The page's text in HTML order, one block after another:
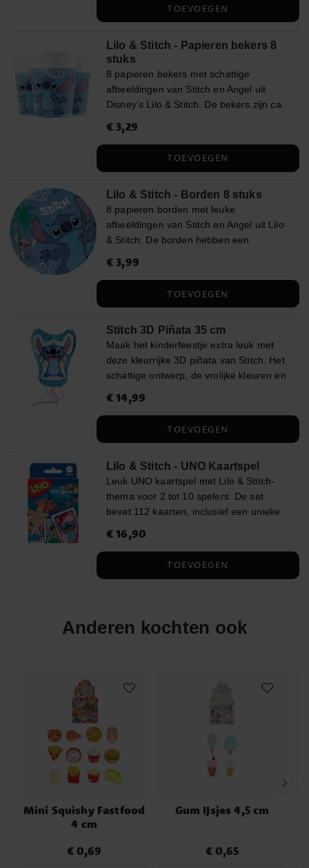
nadelig beïnvloeden.)
TOEVOEGEN
Lilo & Stitch - Papieren bekers 8
stuks
8 papieren bekers met schattige
afbeeldingen van Stitch en Angel uit
Disney’s Lilo & Stitch. De bekers zijn ca.
ca. 200 ml, perfect voor ranja of
Prijs:€ 3,29
€ 3,29
TOEVOEGEN
Lilo & Stitch - Borden 8 stuks
8 papieren borden met leuke
afbeeldingen van Stitch en Angel uit Lilo
& Stitch. De borden hebben een
voor een kinderfeestje.
Prijs:€ 3,99
€ 3,99
TOEVOEGEN
Stitch 3D Piñata 35 cm
Maak het kinderfeestje extra leuk met
deze kleurrijke 3D piñata van Stitch. Het
schattige ontwerp, de vrolijke kleuren en
perfecte toevoeging, zowel als decoratie
piñata met snoepjes of kleine
beurt aan een lint trekken. Slechts één
lint opent de piñata en laat de inhoud
eruit vallen. ✔️ Perfect voor
kinderfeestjes met een Lilo & Stitch-
thema ✔️ Kan worden gevuld met snoep
of kleine speeltjes (niet inbegrepen) ✔️
Prijs: € 14,99
€ 14,99
TOEVOEGEN
Lilo & Stitch - UNO Kaartspel
Leuk UNO kaartspel met Lilo & Stitch-
thema voor 2 tot 10 spelers. De set
bevat 112 kaarten, inclusief een unieke
thema, en instructies in het Engels.
Prijs: € 16,90
€ 16,90
TOEVOEGEN
Anderen kochten ook
Mini Squishy Fastfood
4 cm
Prijs :€ 0,69
€ 0,69
Gum IJsjes 4,5 cm
Prijs :€ 0,65
€ 0,65